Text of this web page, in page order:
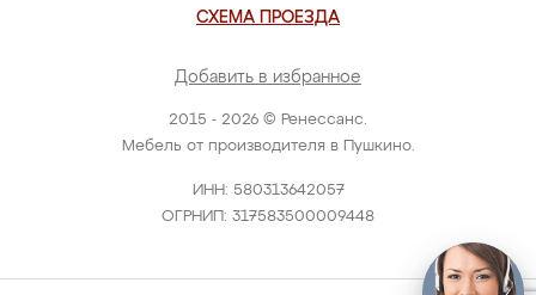
2015 - 2026 © Ренессанс.
Мебель от производителя в Пушкино.
ИНН: 580313642057
ОГРНИП: 317583500009448
СХЕМА ПРОЕЗДА
Добавить в избранное